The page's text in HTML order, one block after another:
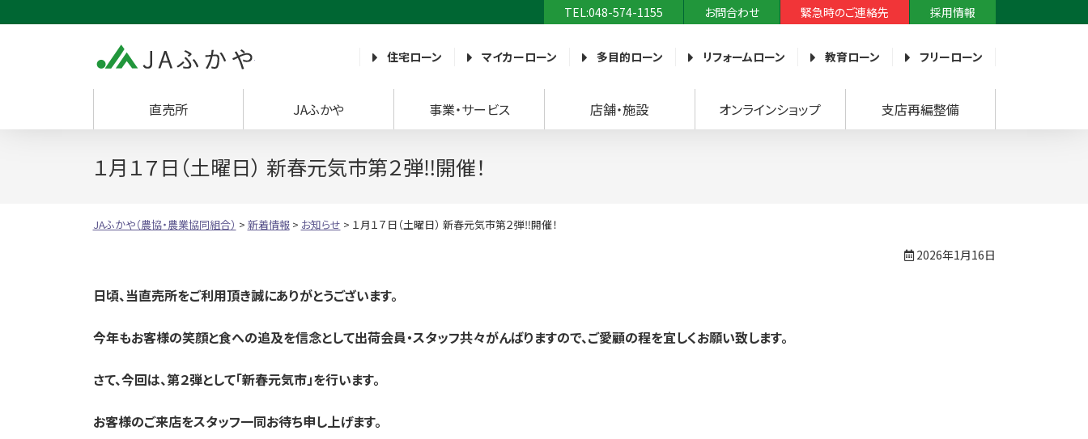
TEL:048-574-1155 お問合わせ 緊急時のご連絡先 採用情報
JAふかや（農協・農業協同組合）
住宅ローン マイカーローン 多目的ローン リフォームローン 教育ローン フリーローン
直売所 JAふかや 事業・サービス 店舗・施設 オンラインショップ 支店再編整備
１月１７日（土曜日） 新春元気市第２弾‼開催！
JAふかや（農協・農業協同組合） > 新着情報> お知らせ > １月１７日（土曜日） 新春元気市第２弾‼開催！
2026年1月16日
日頃、当直売所をご利用頂き誠にありがとうございます。
今年もお客様の笑顔と食への追及を信念として出荷会員・スタッフ共々がんばりますので、ご愛顧の程を宜しくお願い致します。
さて、今回は、第２弾として「新春元気市」を行います。
お客様のご来店をスタッフ一同お待ち申し上げます。